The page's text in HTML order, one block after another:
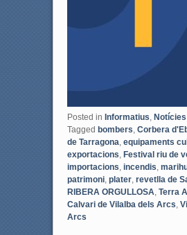
Posted in Informatius, Notícies
Tagged bombers, Corbera
de Tarragona, equipaments
exportacions, Festival riu de
importacions, incendis,
patrimoni, plater, revetlla de
RIBERA ORGULLOSA, Terra
Calvari de Vilalba dels Arcs,
Arcs